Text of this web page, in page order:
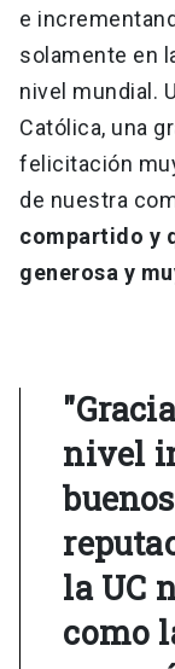
e
solamente en
nivel mundial.
Católica, una
felicitación
de nuestra
compartido y
generosa y
nivel
la UC
como